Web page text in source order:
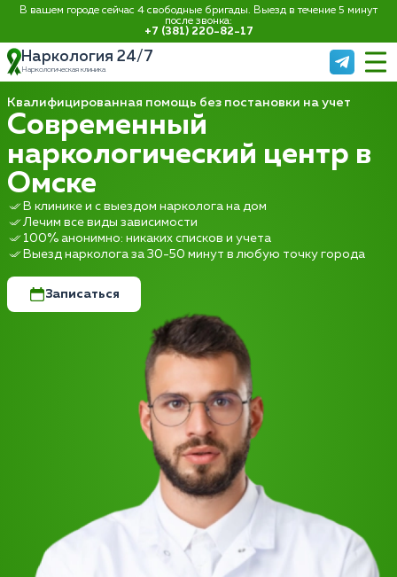
В вашем городе сейчас 4 свободные бригады. Выезд в течение 5 минут
после звонка:
+7 (381) 220-82-17
Наркология 24/7
Наркологическая клиника
Квалифицированная помощь без постановки на учет
Современный
наркологический центр в
Омске
В клинике и с выездом нарколога на дом
Лечим все виды зависимости
100% анонимно: никаких списков и учета
Выезд нарколога за 30-50 минут в любую точку города
Записаться